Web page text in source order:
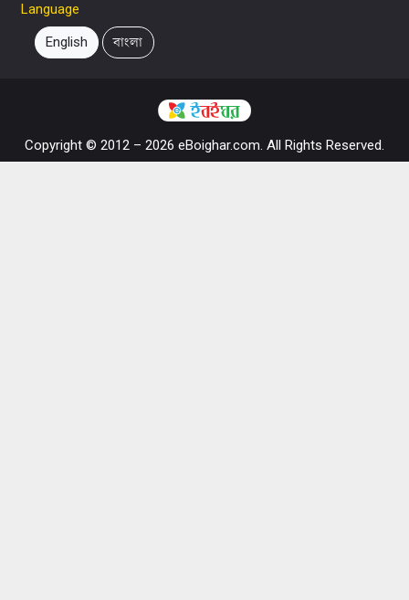
Language
English বাংলা
Copyright © 2012 – 2026 eBoighar.com. All Rights Reserved.